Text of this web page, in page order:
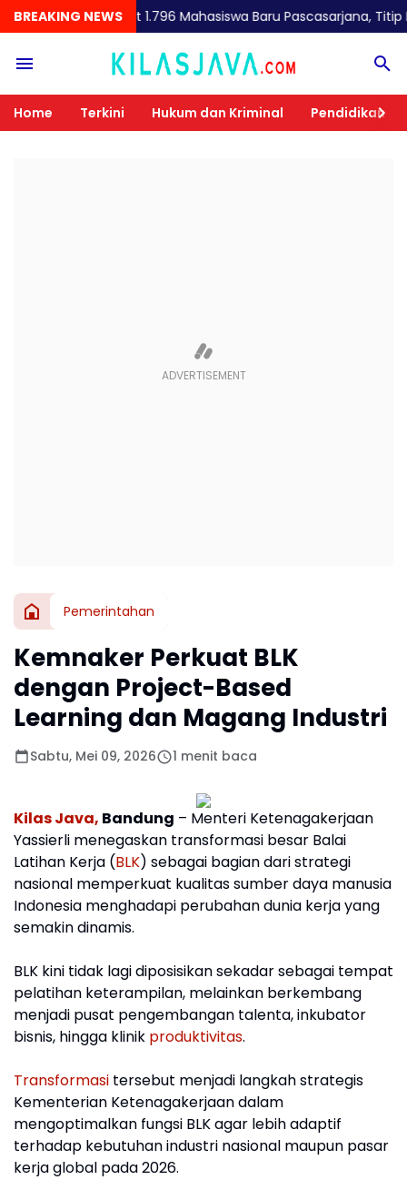
BREAKING NEWS
Sambut 1.796 Mahasiswa Baru Pascasarjana, Titip Pesan
Home Terkini Hukum dan Kriminal Pendidikan
Pemerintahan
Kemnaker Perkuat BLK
dengan Project-Based
Learning dan Magang Industri
Sabtu, Mei 09, 2026 1 menit baca
Kilas Java, Bandung – Menteri Ketenagakerjaan
Yassierli menegaskan transformasi besar Balai
Latihan Kerja (BLK) sebagai bagian dari strategi
nasional memperkuat kualitas sumber daya manusia
Indonesia menghadapi perubahan dunia kerja yang
semakin dinamis.
BLK kini tidak lagi diposisikan sekadar sebagai tempat
pelatihan keterampilan, melainkan berkembang
menjadi pusat pengembangan talenta, inkubator
bisnis, hingga klinik produktivitas.
Transformasi tersebut menjadi langkah strategis
Kementerian Ketenagakerjaan dalam
mengoptimalkan fungsi BLK agar lebih adaptif
terhadap kebutuhan industri nasional maupun pasar
kerja global pada 2026.